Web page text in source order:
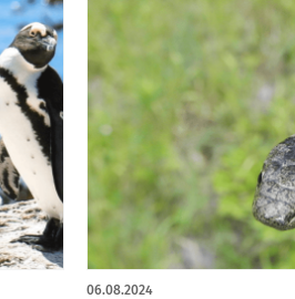
06.08.2024